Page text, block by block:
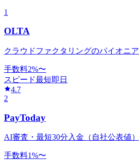
1
OLTA
クラウドファクタリングのパイオニア
手数料2%〜
スピード最短即日
4.7
2
PayToday
AI審査・最短30分入金（自社公表値）
手数料1%〜